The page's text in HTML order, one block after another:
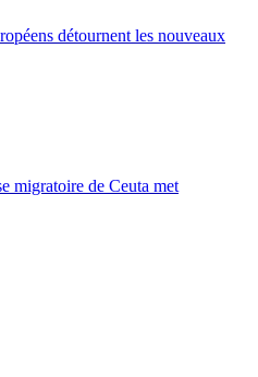
détournent les nouveaux
migratoire de Ceuta met